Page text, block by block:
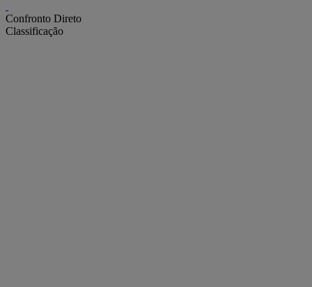
Confronto Direto
Classificação